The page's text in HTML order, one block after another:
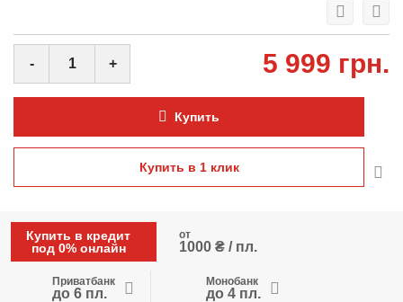
5 999 грн.
- +
Купить
Купить в 1 клик
Купить в кредит
под 0% онлайн
от
1000 ₴ / пл.
Приватбанк
до 6 пл.
Монобанк
до 4 пл.